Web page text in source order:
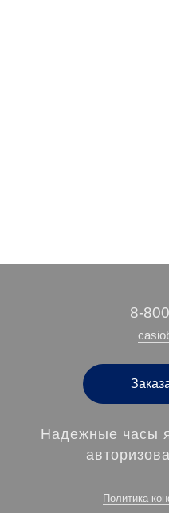
‭8-
Надежные часы
Политика